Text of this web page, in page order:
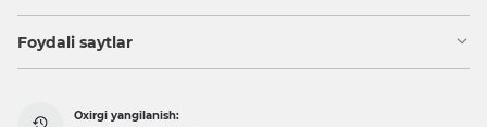
Foydali saytlar
Oxirgi yangilanish: